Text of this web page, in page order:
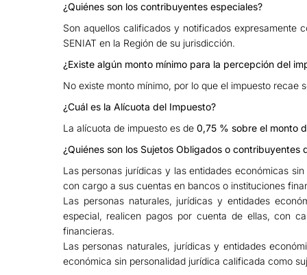
¿Quiénes son los contribuyentes especiales?
Son aquellos calificados y notificados expresamente
SENIAT en la Región de su jurisdicción.
¿Existe algún monto mínimo para la percepción del
No existe monto mínimo, por lo que el impuesto recae
¿Cuál es la Alícuota del Impuesto?
La alícuota de impuesto es de 0,75 % sobre el monto
¿Quiénes son los Sujetos Obligados o contribuyentes
Las personas jurídicas y las entidades económicas
con cargo a sus cuentas en bancos o instituciones
Las personas naturales, jurídicas y entidades
especial, realicen pagos por cuenta de ellas, con
financieras.
Las personas naturales, jurídicas y entidades
económica sin personalidad jurídica calificada como